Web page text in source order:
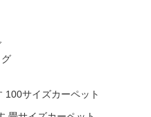
100サイズカーペット